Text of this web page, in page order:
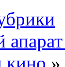
кино »